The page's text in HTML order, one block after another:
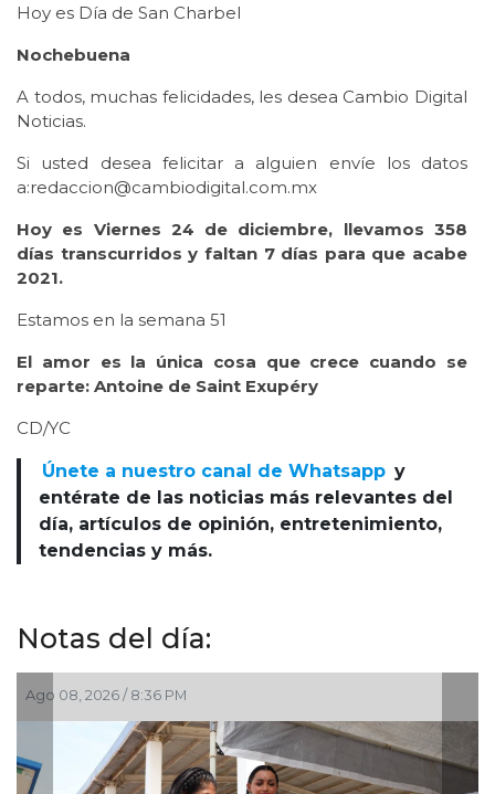
Hoy es Día de San Charbel
Nochebuena
A todos, muchas felicidades, les desea Cambio Digital
Noticias.
Si usted desea felicitar a alguien envíe los datos
a:redaccion@cambiodigital.com.mx
Hoy es Viernes 24 de diciembre, llevamos 358
días transcurridos y faltan 7 días para que acabe
2021.
Estamos en la semana 51
El amor es la única cosa que crece cuando se
reparte: Antoine de Saint Exupéry
CD/YC
Únete a nuestro canal de Whatsapp y
entérate de las noticias más relevantes del
día, artículos de opinión, entretenimiento,
tendencias y más.
Notas del día:
Ago 08, 2026 / 8:36 PM